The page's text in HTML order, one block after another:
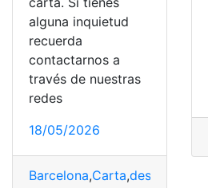
alguna inquietud
recuerda
contactarnos a
través de nuestras
redes
18/05/2026
Barcelona,Carta,despide